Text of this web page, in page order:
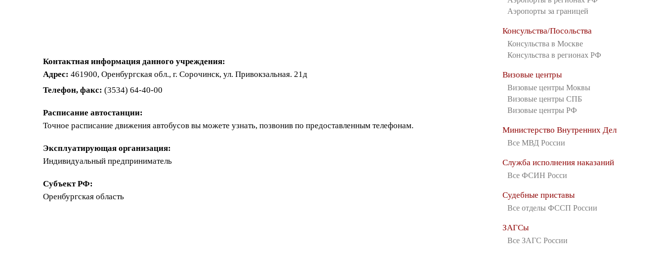
Контактная информация данного учреждения:
Адрес: 461900, Оренбургская обл., г. Сорочинск, ул. Привокзальная. 21д
Телефон, факс: (3534) 64-40-00
Расписание автостанции:
Точное расписание движения автобусов вы можете узнать, позвонив по предоставленным телефонам.
Эксплуатирующая организация:
Индивидуальный предприниматель
Субъект РФ:
Оренбургская область
Аэропорты за границей
Консульства/Посольства
Консульства в Москве
Консульства в регионах РФ
Визовые центры
Визовые центры Моквы
Визовые центры СПБ
Визовые центры РФ
Министерство Внутренних Дел
Все МВД России
Служба исполнения наказаний
Все ФСИН Росси
Судебные приставы
Все отделы ФССП России
ЗАГСы
Все ЗАГС России